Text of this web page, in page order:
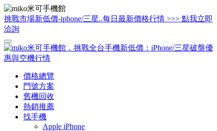
挑戰市場新低價-iphone/三星..每日最新價格行情 >>> 點我立即
洽詢
價格總覽
門號方案
舊機回收
熱銷推薦
找手機
Apple iPhone